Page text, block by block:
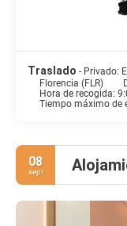
Traslado - Privado:
Florencia (FLR)
Hora de recogida:
Tiempo máximo de
08
sept